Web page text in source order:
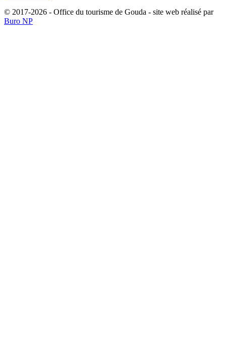
© 2017-2026 - Office du tourisme de Gouda - site web réalisé par
Buro NP